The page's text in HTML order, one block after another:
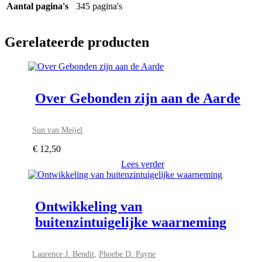
Aantal pagina's 345 pagina's
Gerelateerde producten
Over Gebonden zijn aan de Aarde
Sun van Meijel
€ 12,50
Lees verder
Ontwikkeling van
buitenzintuigelijke waarneming
Laurence J. Bendit,Phoebe D. Payne